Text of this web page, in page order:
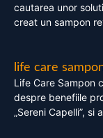
cautarea unor
creat un sampon
life care
Life Care Sampon
despre benefiile
„Sereni Capelli”, si